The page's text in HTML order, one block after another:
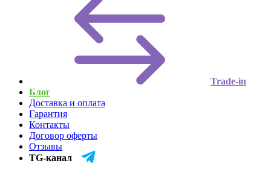
Trade-in
Блог
Доставка и оплата
Гарантия
Контакты
Договор оферты
Отзывы
TG-канал